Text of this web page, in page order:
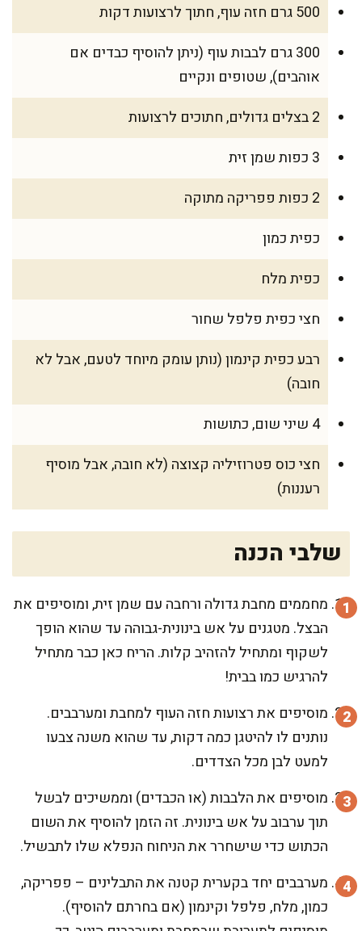
500 גרם חזה עוף, חתוך לרצועות דקות
300 גרם לבבות עוף (ניתן להוסיף כבדים אם
אוהבים), שטופים ונקיים
2 בצלים גדולים, חתוכים לרצועות
3 כפות שמן זית
2 כפות פפריקה מתוקה
כפית כמון
כפית מלח
חצי כפית פלפל שחור
רבע כפית קינמון (נותן עומק מיוחד לטעם, אבל לא
חובה)
4 שיני שום, כתושות
חצי כוס פטרוזיליה קצוצה (לא חובה, אבל מוסיף
רעננות)
שלבי הכנה
מחממים מחבת גדולה ורחבה עם שמן זית, ומוסיפים את
הבצל. מטגנים על אש בינונית-גבוהה עד שהוא הופך
לשקוף ומתחיל להזהיב קלות. הריח כאן כבר מתחיל
להרגיש כמו בבית!
מוסיפים את רצועות חזה העוף למחבת ומערבבים.
נותנים לו להיטגן כמה דקות, עד שהוא משנה צבעו
למעט לבן מכל הצדדים.
מוסיפים את הלבבות (או הכבדים) וממשיכים לבשל
תוך ערבוב על אש בינונית. זה הזמן להוסיף את השום
הכתוש כדי שישחרר את הניחוח הנפלא שלו לתבשיל.
מערבבים יחד בקערית קטנה את התבלינים – פפריקה,
כמון, מלח, פלפל וקינמון (אם בחרתם להוסיף).